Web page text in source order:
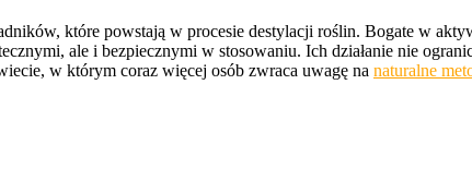
które powstają w procesie destylacji roślin. Bogate w
ale i bezpiecznymi w stosowaniu. Ich działanie nie
w którym coraz więcej osób zwraca uwagę na naturalne